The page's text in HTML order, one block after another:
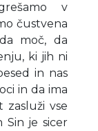
v
čustvena
moč, da
ki jih ni
in nas
in da ima
zasluži vse
Sin je sicer